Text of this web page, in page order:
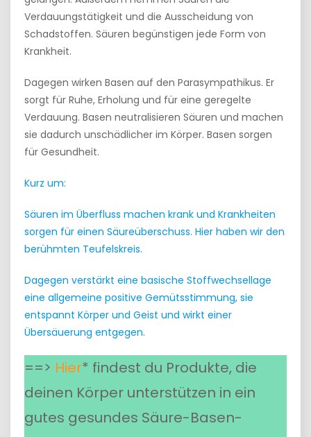
Verdauungstätigkeit und die Ausscheidung von
Schadstoffen. Säuren begünstigen jede Form von
Krankheit.
Dagegen wirken Basen auf den Parasympathikus. Er
sorgt für Ruhe, Erholung und für eine geregelte
Verdauung. Basen neutralisieren Säuren und machen
sie dadurch unschädlicher im Körper. Basen sorgen
für Gesundheit.
Kurz um:
Säuren im Überfluss machen krank und Krankheiten
sorgen für einen Säureüberschuss. Hier haben wir den
berühmten Teufelskreis.
Dagegen verstärkt eine basische Stoffwechsellage
eine allgemeine positive Gemütsstimmung, sie
entspannt Körper und Geist und wirkt einer
Übersäuerung entgegen.
==> Hier* findest du Produkte, die
deinen Körper unterstützen in ein
gutes gesundes Säure-Basen-